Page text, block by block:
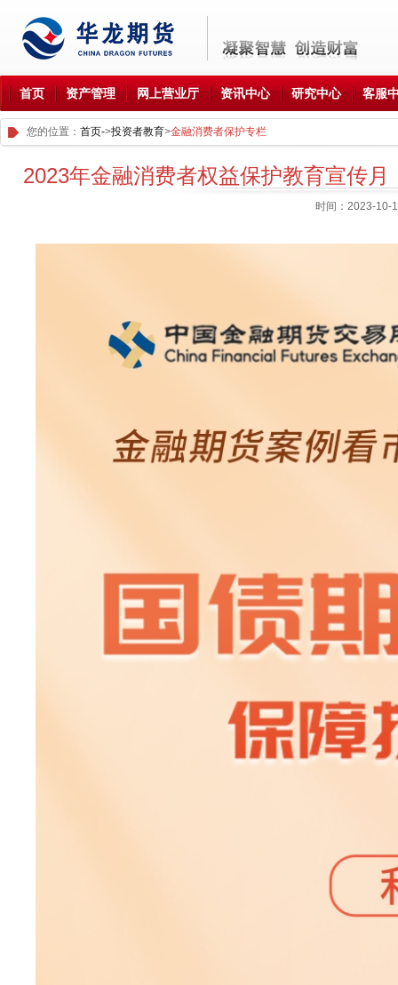
首页 资产管理 网上营业厅 资讯中心 研究中心 客服
您的位置： 首页->投资者教育>金融消费者保护专栏
2023年金融消费者权益保护教育宣传
时间：2023-10-